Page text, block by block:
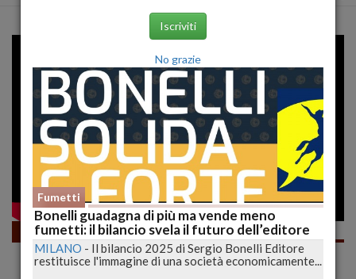
Fumetti
TOP&FLOP Manga, Fumetto e Comics
Giugno 2023 | lucadeejay
Iscriviti
No grazie
Fumetti
Bonelli guadagna di più ma vende meno
fumetti: il bilancio svela il futuro dell’editore
MILANO - Il bilancio 2025 di Sergio Bonelli Editore
restituisce l'immagine di una società economicamente...